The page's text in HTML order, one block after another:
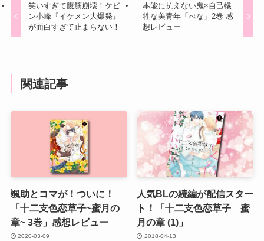
笑いすぎて腹筋崩壊！ケビ
ン小峰『イケメン大爆発』
が面白すぎて止まらない！
本能に抗えない鬼×自己犠
牲な美青年「べな」2巻 感
想レビュー
関連記事
颯助とコマが！ついに！
「十二支色恋草子~蜜月の
章~ 3巻」感想レビュー
2020-03-09
人気BLの続編が配信スター
ト！「十二支色恋草子 蜜
月の章 (1)」
2018-04-13